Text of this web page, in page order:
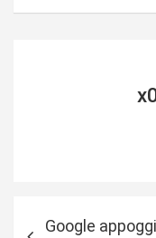
Google